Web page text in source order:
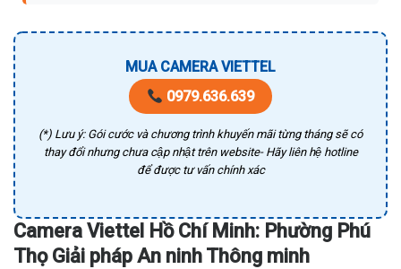
MUA CAMERA VIETTEL
0979.636.639
(*) Lưu ý: Gói cước và chương trình khuyến mãi từng tháng sẽ có
thay đổi nhưng chưa cập nhật trên website- Hãy liên hệ hotline
để được tư vấn chính xác
Camera Viettel Hồ Chí Minh: Phường Phú
Thọ Giải pháp An ninh Thông minh